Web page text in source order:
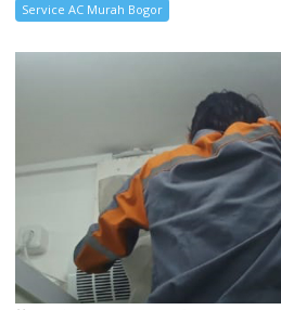
Service AC Murah Bogor